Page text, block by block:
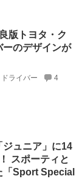
版トヨタ・ク
ーのデザインが
ライバー 4
ジュニア」に14
スポーティと
「Sport Special